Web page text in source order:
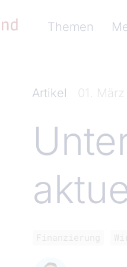
Themen
Artikel 01.